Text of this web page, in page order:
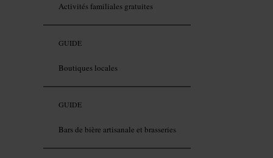
Activités familiales gratuites
GUIDE
Boutiques locales
GUIDE
Bars de bière artisanale et brasseries